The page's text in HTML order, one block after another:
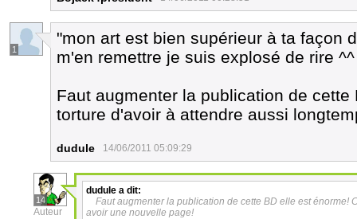
1
"mon art est bien supérieur à ta façon
m'en remettre je suis explosé de rire ^^
Faut augmenter la publication de
torture d'avoir à attendre aussi
dudule 14/06/2011 05:09:29
14
Auteur
dudule a dit:
Faut augmenter la publication de cette BD elle est énorme!
avoir une nouvelle page!